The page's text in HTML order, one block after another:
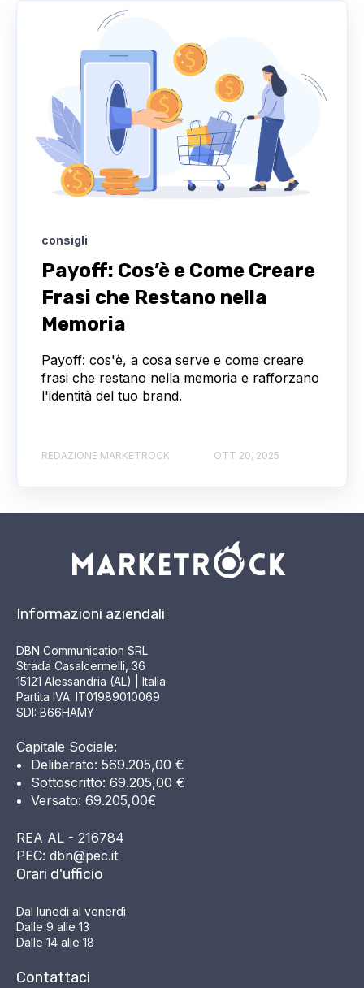
consigli
Payoff: Cos’è e Come Creare
Frasi che Restano nella
Memoria
Payoff: cos'è, a cosa serve e come creare
frasi che restano nella memoria e rafforzano
l'identità del tuo brand.
REDAZIONE MARKETROCK OTT 20, 2025
Informazioni aziendali
DBN Communication SRL
Strada Casalcermelli, 36
15121 Alessandria (AL) | Italia
Partita IVA: IT01989010069
SDI: B66HAMY
Capitale Sociale:
Deliberato: 569.205,00 €
Sottoscritto: 69.205,00 €
Versato: 69.205,00€
REA AL - 216784
PEC: dbn@pec.it
Orari d'ufficio
Dal lunedì al venerdì
Dalle 9 alle 13
Dalle 14 alle 18
Contattaci